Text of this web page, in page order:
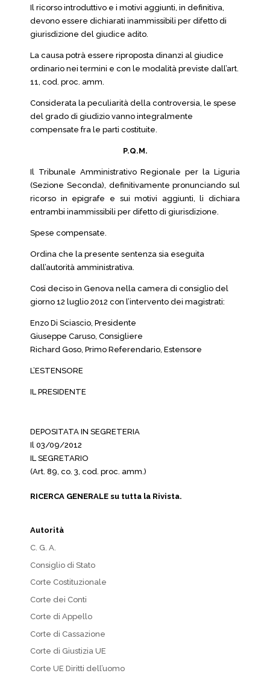
Il ricorso introduttivo e i motivi aggiunti, in definitiva,
devono essere dichiarati inammissibili per difetto di
giurisdizione del giudice adito.
La causa potrà essere riproposta dinanzi al giudice
ordinario nei termini e con le modalità previste dall’art.
11, cod. proc. amm.
Considerata la peculiarità della controversia, le spese
del grado di giudizio vanno integralmente
compensate fra le parti costituite.
P.Q.M.
Il Tribunale Amministrativo Regionale per la Liguria
(Sezione Seconda), definitivamente pronunciando sul
ricorso in epigrafe e sui motivi aggiunti, li dichiara
entrambi inammissibili per difetto di giurisdizione.
Spese compensate.
Ordina che la presente sentenza sia eseguita
dall’autorità amministrativa.
Così deciso in Genova nella camera di consiglio del
giorno 12 luglio 2012 con l’intervento dei magistrati:
Enzo Di Sciascio, Presidente
Giuseppe Caruso, Consigliere
Richard Goso, Primo Referendario, Estensore
L’ESTENSORE
IL PRESIDENTE
DEPOSITATA IN SEGRETERIA
Il 03/09/2012
IL SEGRETARIO
(Art. 89, co. 3, cod. proc. amm.)
RICERCA GENERALE su tutta la Rivista.
Autorità
C. G. A.
Consiglio di Stato
Corte Costituzionale
Corte dei Conti
Corte di Appello
Corte di Cassazione
Corte di Giustizia UE
Corte UE Diritti dell’uomo